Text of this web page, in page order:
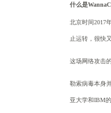
什么是
北京时间2017
止运转，很快
这场网络攻击
勒索病毒本身
亚大学和IBM